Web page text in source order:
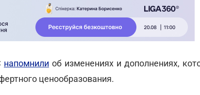
напомнили об изменениях и дополнениях,
ценообразования.